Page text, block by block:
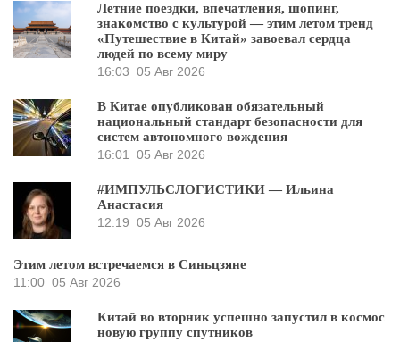
Летние поездки, впечатления, шопинг,
знакомство с культурой — этим летом тренд
«Путешествие в Китай» завоевал сердца
людей по всему миру
16:03 05 Авг 2026
В Китае опубликован обязательный
национальный стандарт безопасности для
систем автономного вождения
16:01
05 Авг 2026
#ИМПУЛЬСЛОГИСТИКИ — Ильина
Анастасия
12:19 05 Авг 2026
Этим летом встречаемся в Синьцзяне
11:00 05 Авг 2026
Китай во вторник успешно запустил в космос
новую группу спутников